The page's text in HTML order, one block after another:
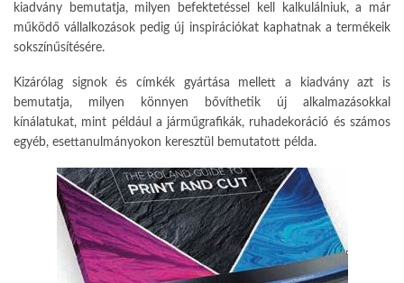
kiadvány bemutatja, milyen be­fektetéssel kell kalkulálniuk, a már
működő vállalkozások pedig új inspi­rációkat kaphatnak a termékeik
sok­színűsítésére.
Kizárólag signok és címkék gyártása mellett a kiadvány azt is
bemutatja, milyen könnyen bővíthetik új alkalma­zásokkal
kínálatukat, mint például a járműgrafikák, ruhadekoráció és szá­mos
egyéb, esettanulmányokon ke­resztül bemutatott példa.